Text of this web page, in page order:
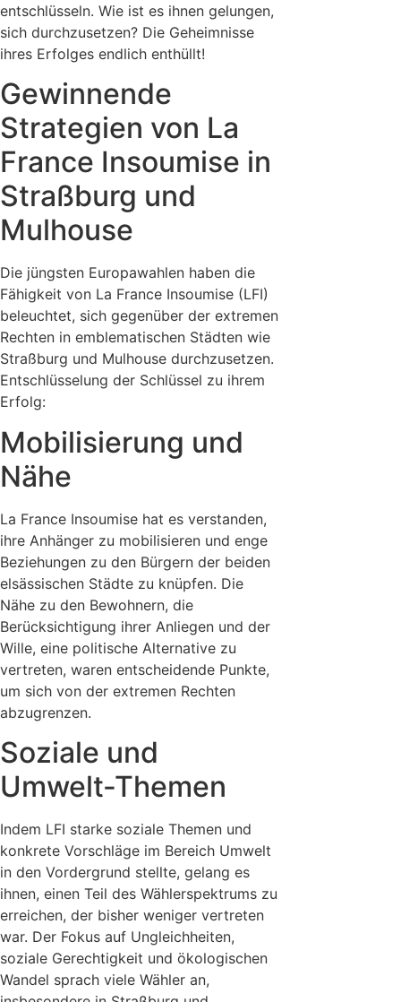
entschlüsseln. Wie ist es ihnen gelungen,
sich durchzusetzen? Die Geheimnisse
ihres Erfolges endlich enthüllt!
Gewinnende
Strategien von La
France Insoumise in
Straßburg und
Mulhouse
Die jüngsten Europawahlen haben die
Fähigkeit von La France Insoumise (LFI)
beleuchtet, sich gegenüber der extremen
Rechten in emblematischen Städten wie
Straßburg und Mulhouse durchzusetzen.
Entschlüsselung der Schlüssel zu ihrem
Erfolg:
Mobilisierung und
Nähe
La France Insoumise hat es verstanden,
ihre Anhänger zu mobilisieren und enge
Beziehungen zu den Bürgern der beiden
elsässischen Städte zu knüpfen. Die
Nähe zu den Bewohnern, die
Berücksichtigung ihrer Anliegen und der
Wille, eine politische Alternative zu
vertreten, waren entscheidende Punkte,
um sich von der extremen Rechten
abzugrenzen.
Soziale und
Umwelt-Themen
Indem LFI starke soziale Themen und
konkrete Vorschläge im Bereich Umwelt
in den Vordergrund stellte, gelang es
ihnen, einen Teil des Wählerspektrums zu
erreichen, der bisher weniger vertreten
war. Der Fokus auf Ungleichheiten,
soziale Gerechtigkeit und ökologischen
Wandel sprach viele Wähler an,